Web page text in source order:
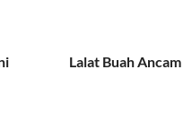
Lalat Buah